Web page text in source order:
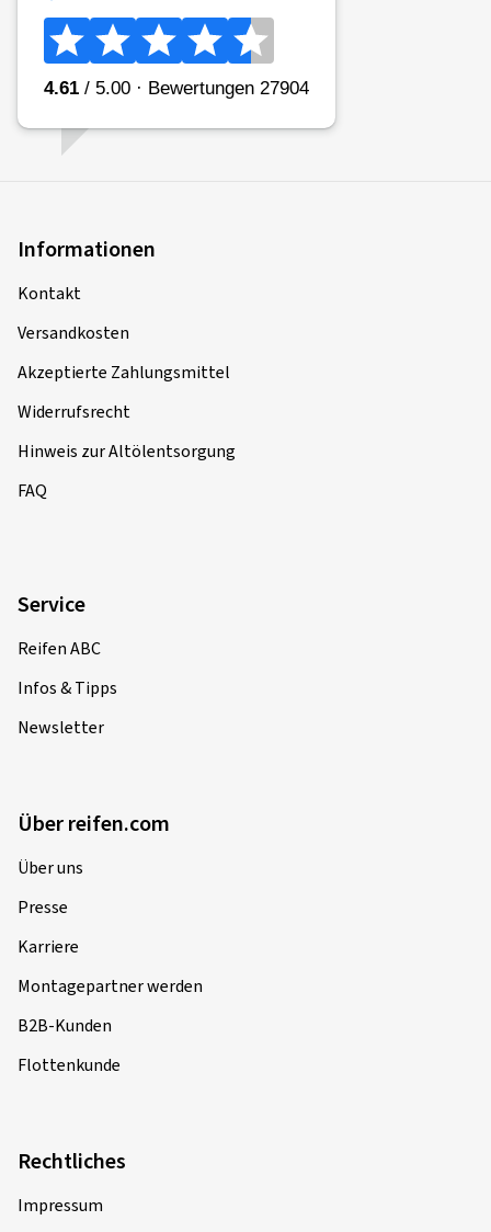
Informationen
Kontakt
Versandkosten
Akzeptierte Zahlungsmittel
Widerrufsrecht
Hinweis zur Altölentsorgung
FAQ
Service
Reifen ABC
Infos & Tipps
Newsletter
Über reifen.com
Über uns
Presse
Karriere
Montagepartner werden
B2B-Kunden
Flottenkunde
Rechtliches
Impressum